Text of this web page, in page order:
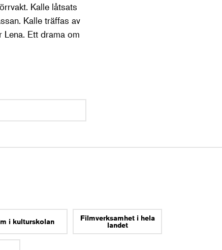
Kalle låtsats
Kalle träffas av
Ett drama om
i kulturskolan Filmverksamhet i hela
landet